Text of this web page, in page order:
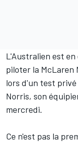
L'Australien est
piloter la McLaren
lors d'un test
Norris, son
mercredi.
Ce n'est pas la